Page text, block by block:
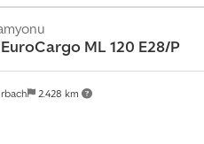
- Vehicle fleets Wide selection
Post. Other services: - Various
additional fee Inspections are
Sat.: 09:00 to 14:00 Address:
We speak German / English /
freelancers, small and large-
2.428 km
EuroCargo ML 120 E28/P